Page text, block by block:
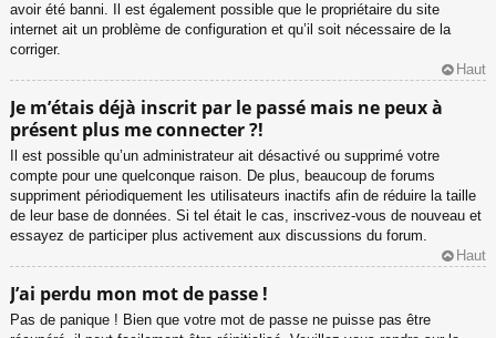
avoir été banni. Il est également possible que le propriétaire du site
internet ait un problème de configuration et qu’il soit nécessaire de la
corriger.
Haut
Je m’étais déjà inscrit par le passé mais ne peux à
présent plus me connecter ?!
Il est possible qu’un administrateur ait désactivé ou supprimé votre
compte pour une quelconque raison. De plus, beaucoup de forums
suppriment périodiquement les utilisateurs inactifs afin de réduire la taille
de leur base de données. Si tel était le cas, inscrivez-vous de nouveau et
essayez de participer plus activement aux discussions du forum.
Haut
J’ai perdu mon mot de passe !
Pas de panique ! Bien que votre mot de passe ne puisse pas être